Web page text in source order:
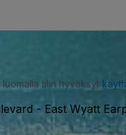
luomalla tilin hyväksyt
- East Wyatt